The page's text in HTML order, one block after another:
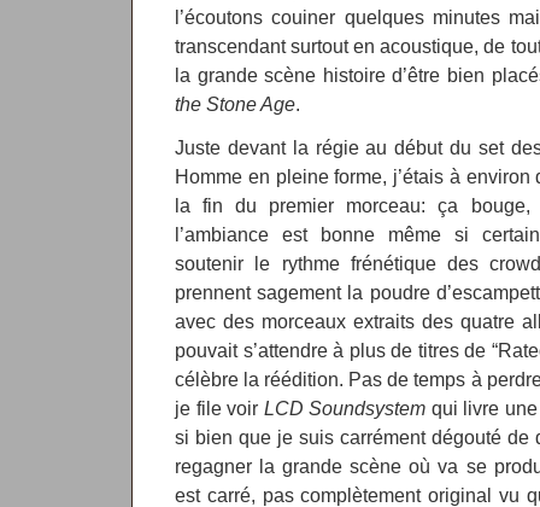
l’écoutons couiner quelques minutes
transcendant surtout en acoustique, de
la grande scène histoire d’être bien
the Stone Age.
Juste devant la régie au début du set
Homme en pleine forme, j’étais à
la fin du premier morceau: ça
l’ambiance est bonne même si
soutenir le rythme frénétique des
prennent sagement la poudre
avec des morceaux extraits des quatre
pouvait s’attendre à plus de titres de
célèbre la réédition. Pas de temps à
je file voir LCD Soundsystem qui livre
si bien que je suis carrément dégouté de
regagner la grande scène où va se
est carré, pas complètement original vu